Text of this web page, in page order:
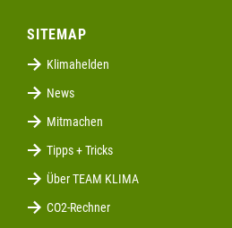
SITEMAP
Klimahelden
News
Mitmachen
Tipps + Tricks
Über TEAM KLIMA
CO2-Rechner